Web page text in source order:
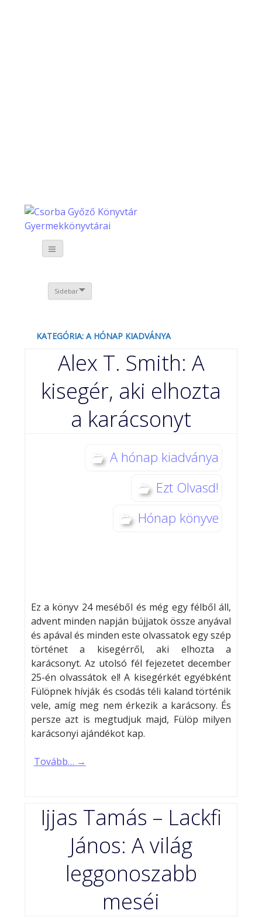
Sidebar
KATEGÓRIA: A HÓNAP KIADVÁNYA
Alex T. Smith: A
kisegér, aki elhozta
a karácsonyt
A hónap kiadványa
Ezt Olvasd!
Hónap könyve
Ez a könyv 24 meséből és még egy félből áll,
advent minden napján bújjatok össze anyával
és apával és minden este olvassatok egy szép
történet a kisegérről, aki elhozta a
karácsonyt. Az utolsó fél fejezetet december
25-én olvassátok el! A kisegérkét egyébként
Fülöpnek hívják és csodás téli kaland történik
vele, amíg meg nem érkezik a karácsony. És
persze azt is megtudjuk majd, Fülöp milyen
karácsonyi ajándékot kap.
Tovább… →
Ijjas Tamás – Lackfi
János: A világ
leggonoszabb
meséi